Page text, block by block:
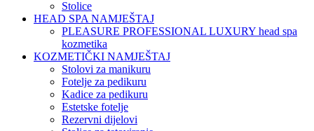
Stolice
HEAD SPA NAMJEŠTAJ
PLEASURE PROFESSIONAL LUXURY head spa
kozmetika
KOZMETIČKI NAMJEŠTAJ
Stolovi za manikuru
Fotelje za pedikuru
Kadice za pedikuru
Estetske fotelje
Rezervni dijelovi